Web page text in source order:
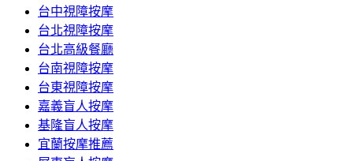
台中視障按摩
台北視障按摩
台北高級餐廳
台南視障按摩
台東視障按摩
嘉義盲人按摩
基隆盲人按摩
宜蘭按摩推薦